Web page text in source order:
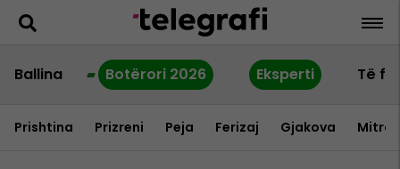
Ballina Botërori 2026 Eksperti Të
Prishtina Prizreni Peja Ferizaj Gjakova